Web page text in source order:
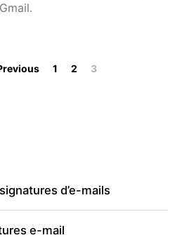
Posts pagination
1 2 3
d’e-mails
e-mail